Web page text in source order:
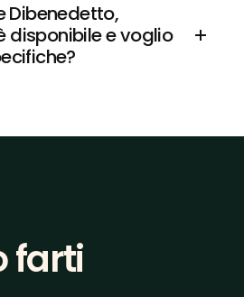
Dibenedetto,
disponibile e voglio
farti